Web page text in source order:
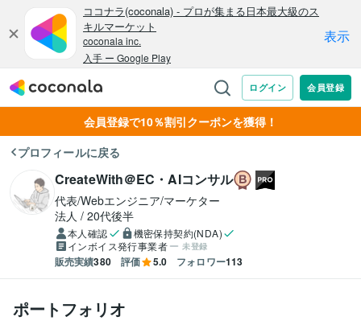
会員登録で10％割引クーポンを獲得！
プロフィールに戻る
CreateWith＠EC・AIコンサル
代表/Webエンジニア/マーケター
法人
20代後半
本人確認
機密保持契約(NDA)
インボイス発行事業者
未登録
販売実績380 評価 5.0 フォロワー113
ポートフォリオ